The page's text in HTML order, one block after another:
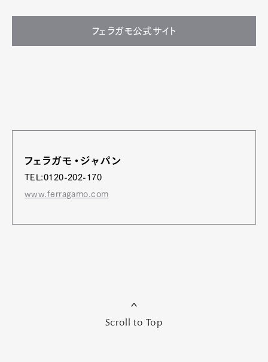
フェラガモ公式サイト
フェラガモ・ジャパン
TEL:0120-202-170
www.ferragamo.com
Scroll to Top